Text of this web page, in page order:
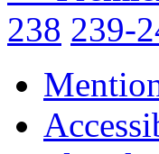
238 239-